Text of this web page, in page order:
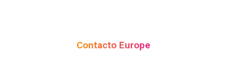
Contacto Europe